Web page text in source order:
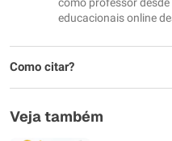
educacionais online
Como citar?
Veja também